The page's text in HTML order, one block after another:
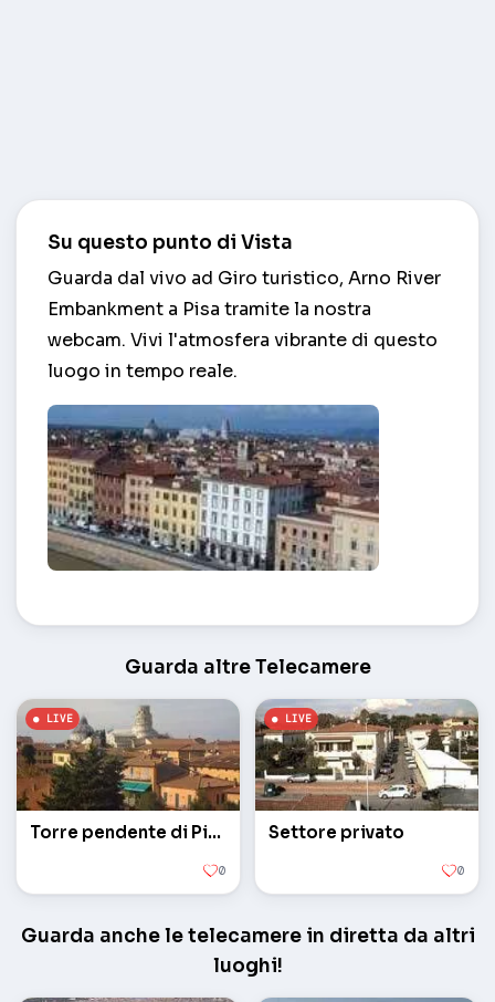
Su questo punto di Vista
Guarda dal vivo ad Giro turistico, Arno River
Embankment a Pisa tramite la nostra
webcam. Vivi l'atmosfera vibrante di questo
luogo in tempo reale.
Guarda altre Telecamere
Torre pendente di Pisa
0
Settore privato
0
Guarda anche le telecamere in diretta da altri
luoghi!